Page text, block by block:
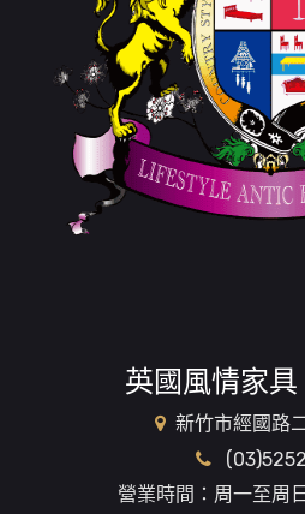
英國風情家
新竹市經國路
營業時間：周一至周